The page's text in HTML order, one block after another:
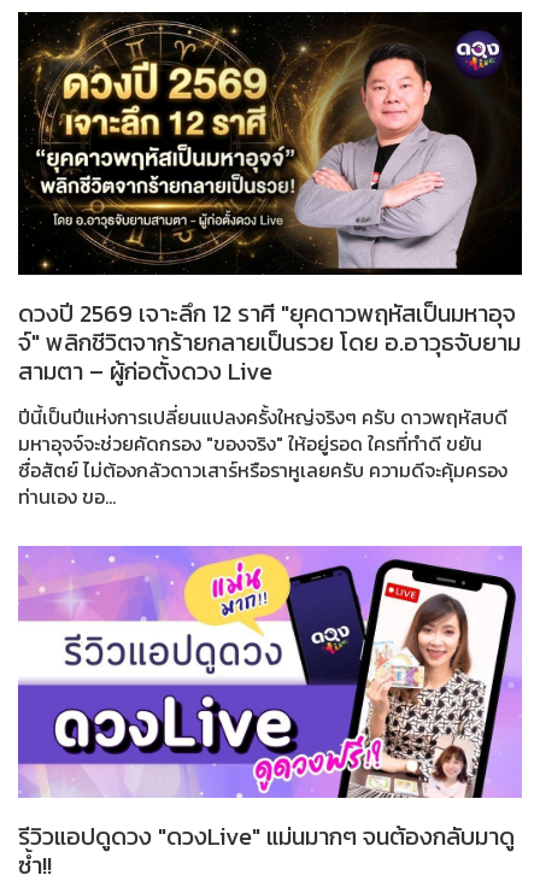
ดวงปี 2569 เจาะลึก 12 ราศี "ยุคดาวพฤหัสเป็นมหาอุจ
จ์" พลิกชีวิตจากร้ายกลายเป็นรวย โดย อ.อาวุธจับยาม
สามตา – ผู้ก่อตั้งดวง Live
ปีนี้เป็นปีแห่งการเปลี่ยนแปลงครั้งใหญ่จริงๆ ครับ ดาวพฤหัสบดี
มหาอุจจ์จะช่วยคัดกรอง "ของจริง" ให้อยู่รอด ใครที่ทำดี ขยัน
ซื่อสัตย์ ไม่ต้องกลัวดาวเสาร์หรือราหูเลยครับ ความดีจะคุ้มครอง
ท่านเอง ขอ...
รีวิวแอปดูดวง "ดวงLive" แม่นมากๆ จนต้องกลับมาดู
ซ้ำ!!